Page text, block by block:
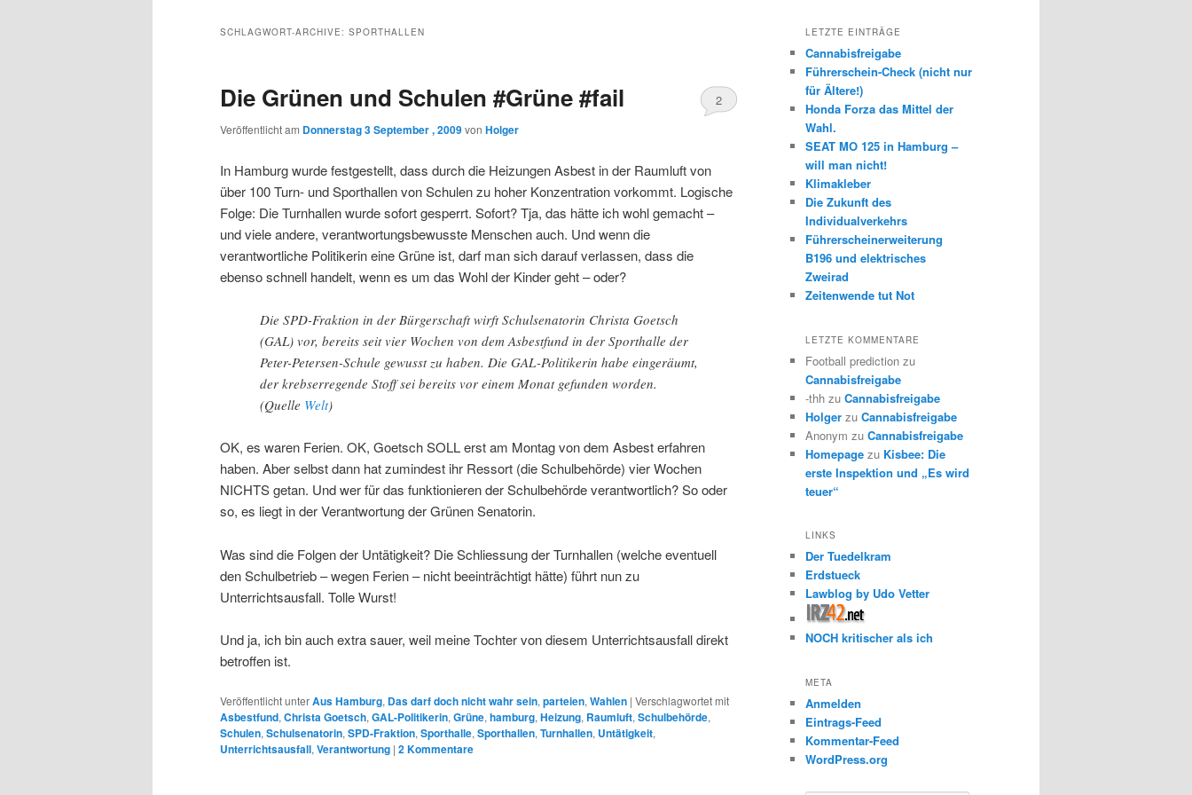
wechseln
SCHLAGWORT-ARCHIVE: SPORTHALLEN
Die Grünen und Schulen #Grüne #fail
Veröffentlicht am Donnerstag 3 September , 2009von Holger
2
In Hamburg wurde festgestellt, dass durch die Heizungen Asbest in der Raumluft von
über 100 Turn- und Sporthallen von Schulen zu hoher Konzentration vorkommt. Logische
Folge: Die Turnhallen wurde sofort gesperrt. Sofort? Tja, das hätte ich wohl gemacht –
und viele andere, verantwortungsbewusste Menschen auch. Und wenn die
verantwortliche Politikerin eine Grüne ist, darf man sich darauf verlassen, dass die
ebenso schnell handelt, wenn es um das Wohl der Kinder geht – oder?
Die SPD-Fraktion in der Bürgerschaft wirft Schulsenatorin Christa Goetsch
(GAL) vor, bereits seit vier Wochen von dem Asbestfund in der Sporthalle der
Peter-Petersen-Schule gewusst zu haben. Die GAL-Politikerin habe eingeräumt,
der krebserregende Stoff sei bereits vor einem Monat gefunden worden.
(Quelle Welt)
OK, es waren Ferien. OK, Goetsch SOLL erst am Montag von dem Asbest erfahren
haben. Aber selbst dann hat zumindest ihr Ressort (die Schulbehörde) vier Wochen
NICHTS getan. Und wer für das funktionieren der Schulbehörde verantwortlich? So oder
so, es liegt in der Verantwortung der Grünen Senatorin.
Was sind die Folgen der Untätigkeit? Die Schliessung der Turnhallen (welche eventuell
den Schulbetrieb – wegen Ferien – nicht beeinträchtigt hätte) führt nun zu
Unterrichtsausfall. Tolle Wurst!
Und ja, ich bin auch extra sauer, weil meine Tochter von diesem Unterrichtsausfall direkt
betroffen ist.
Veröffentlicht unterAus Hamburg, Das darf doch nicht wahr sein,parteien,Wahlen | Verschlagwortet mit
Asbestfund,Christa Goetsch,GAL-Politikerin,Grüne,hamburg,Heizung, Raumluft,Schulbehörde,
Schulen,Schulsenatorin,SPD-Fraktion,Sporthalle,Sporthallen,Turnhallen, Untätigkeit,
Unterrichtsausfall,Verantwortung | 2Kommentare
LETZTE EINTRÄGE
Cannabisfreigabe
Führerschein-Check (nicht nur
für Ältere!)
Honda Forza das Mittel der
Wahl.
SEAT MO 125 in Hamburg –
will man nicht!
Klimakleber
Die Zukunft des
Individualverkehrs
Führerscheinerweiterung
B196 und elektrisches
Zweirad
Zeitenwende tut Not
LETZTE KOMMENTARE
Football prediction zu
Cannabisfreigabe
-thh zu Cannabisfreigabe
Holger zu Cannabisfreigabe
Anonym zu Cannabisfreigabe
Homepage zu Kisbee: Die
erste Inspektion und „Es wird
teuer“
LINKS
Der Tuedelkram
Erdstueck
Lawblog by Udo Vetter
NOCH kritischer als ich
META
Anmelden
Eintrags-Feed
Kommentar-Feed
WordPress.org